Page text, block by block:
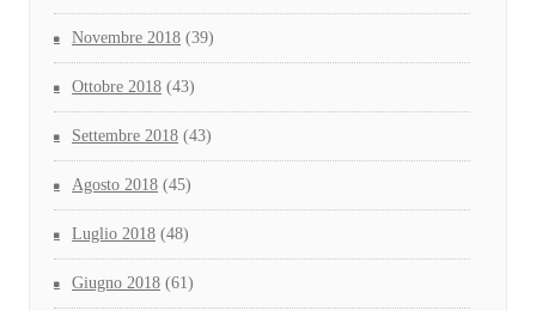
Novembre 2018 (39)
Ottobre 2018 (43)
Settembre 2018 (43)
Agosto 2018 (45)
Luglio 2018 (48)
Giugno 2018 (61)